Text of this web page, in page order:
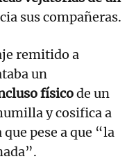
sus compañeras.
remitido a
un
físicode un
y cosifica a
pese a que “la